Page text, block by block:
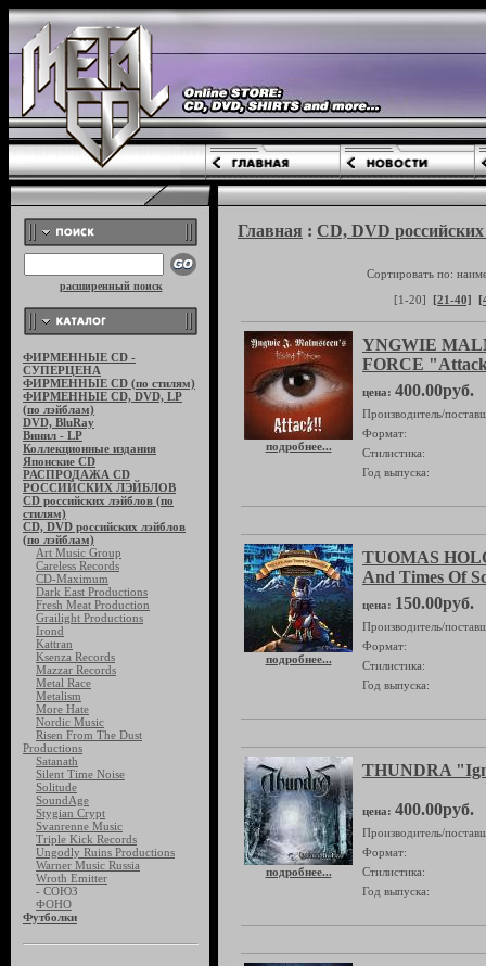
расширенный поиск
ФИРМЕННЫЕ CD -
СУПЕРЦЕНА
ФИРМЕННЫЕ CD (по стилям)
ФИРМЕННЫЕ CD, DVD, LP
(по лэйблам)
DVD, BluRay
Винил - LP
Коллекционные издания
Японские CD
РАСПРОДАЖА CD
РОССИЙСКИХ ЛЭЙБЛОВ
CD российских лэйблов (по
стилям)
CD, DVD российских лэйблов
(по лэйблам)
Art Music Group
Careless Records
CD-Maximum
Dark East Productions
Fresh Meat Production
Grailight Productions
Irond
Kattran
Ksenza Records
Mazzar Records
Metal Race
Metalism
More Hate
Nordic Music
Risen From The Dust
Productions
Satanath
Silent Time Noise
Solitude
SoundAge
Stygian Crypt
Svanrenne Music
Triple Kick Records
Ungodly Ruins Productions
Warner Music Russia
Wroth Emitter
- СОЮЗ
ФОНО
Футболки
Главная : CD, DVD
Сортировать по:
[1-20] [21-40]
подробнее...
YNGWIE
FORCE
цена: 400.00руб.
Производитель/
Формат:
Стилистика:
Год выпуска:
подробнее...
TUOMAS
And Times Of
цена: 150.00руб.
Производитель/
Формат:
Стилистика:
Год выпуска:
подробнее...
THUNDRA
цена: 400.00руб.
Производитель/
Формат:
Стилистика:
Год выпуска: